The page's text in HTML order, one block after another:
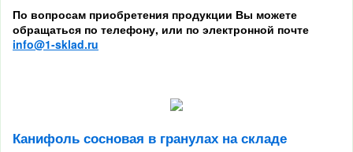
По вопросам приобретения продукции Вы можете
обращаться по телефону, или по электронной почте
info@1-sklad.ru
Канифоль сосновая в гранулах на складе